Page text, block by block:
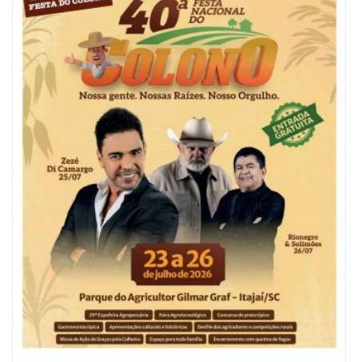
05/08/2026 | 07:00
Refis 2026 oferece opções de pagamentos com descontos
BALNEÁRIO CAMBORIÚ